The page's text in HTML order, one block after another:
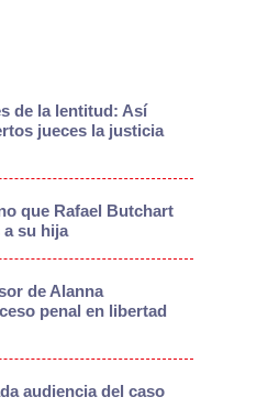
de la lentitud: Así
jueces la justicia
que Rafael Butchart
su hija
de Alanna
penal en libertad
audiencia del caso